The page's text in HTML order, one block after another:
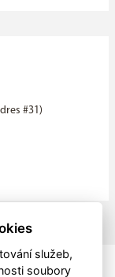
#31)
služeb,
soubory